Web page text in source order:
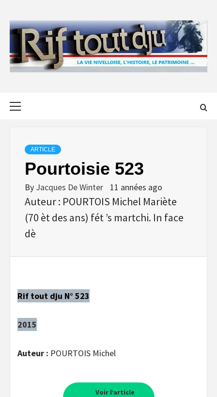
content
ARTICLE
Pourtoisie 523
By Jacques De Winter 11 années ago
Auteur : POURTOIS Michel Mariète
(70 èt des ans) fét ’s martchi. In face
dè
Rif tout dju N° 523
2015
Auteur : POURTOIS Michel
Voir l’article